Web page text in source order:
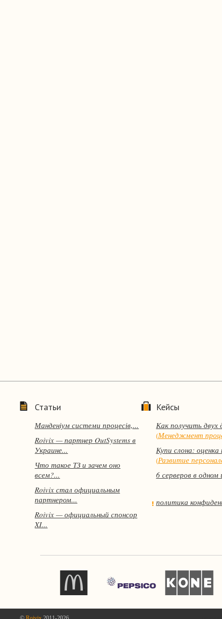
Статьи
Манденіум системи процесів,...
Roivix — партнер OutSystems в
Украине...
Что такое ТЗ и зачем оно
всем?...
Roivix стал официальным
партнером...
Roivix — официальный спонсор
XI...
Кейсы
Как получить двух
(Менеджмент
Купи слона:
(Развитие
6 серверов в одном
политика